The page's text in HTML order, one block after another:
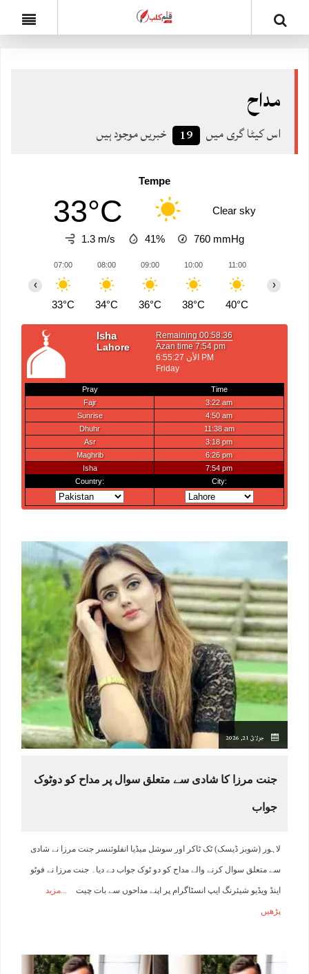
مداح
اس کیٹا گری میں 19 خبریں موجود ہیں
Tempe
33°C Clear sky
1.3 m/s 41% 760 mmHg
07:00
33°C
08:00
34°C
09:00
36°C
10:00
38°C
11:00
40°C
‹ ›
جولائ 21, 2026
جنت مرزا کا شادی سے متعلق سوال پر مداح کو دوٹوک
جواب
لاہور (شوبز ڈیسک) ٹک ٹاکر اور سوشل میڈیا انفلوئنسر جنت مرزا نے شادی
سے متعلق سوال کرنے والے مداح کو دو ٹوک جواب دے دیا۔ جنت مرزا نے فوٹو
اینڈ ویڈیو شیئرنگ ایپ انسٹاگرام پر اپنے مداحوں سے بات چیت مزید
پڑھیں